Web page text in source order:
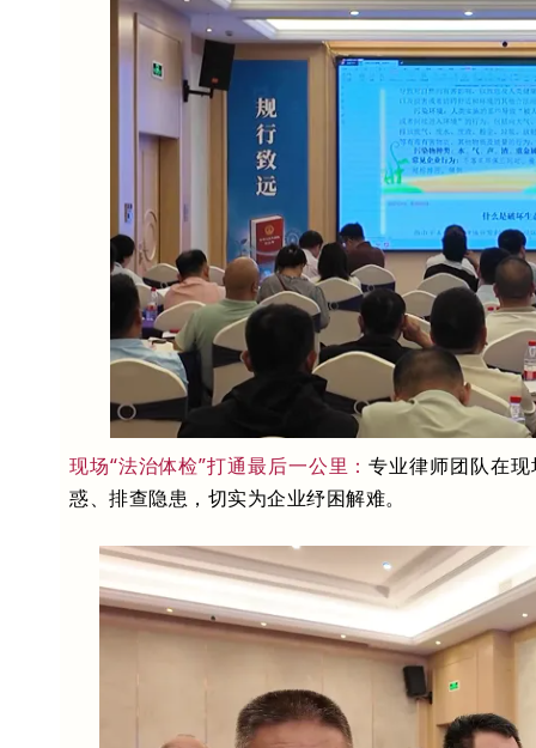
现场“法治体检”打通最后一公里：专业律师团队在
惑、排查隐患，切实为企业纾困解难。